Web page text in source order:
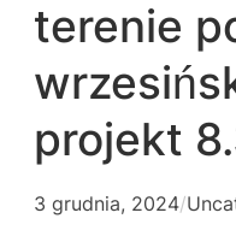
terenie
projekt
3 grudnia, 2024/